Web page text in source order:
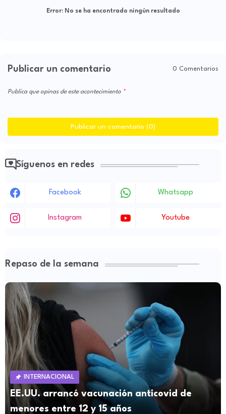
Error:No se ha encontrado ningún resultado
Publicar un comentario 0 Comentarios
Publica que opinas de este acontecimiento
Publicar un comentario (0)
Síguenos en redes
Facebook Whatsapp
Instagram Youtube
Repaso de la semana
INTERNACIONAL
EE.UU. arrancó vacunación anticovid de
menores entre 12 y 15 años